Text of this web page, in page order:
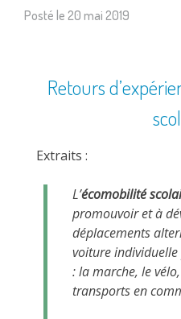
Posté le 20 mai 2019
Retours
Extraits :
L’écomobilité
promouvoir et à
déplacements
voiture individuelle
: la marche, le
transports en